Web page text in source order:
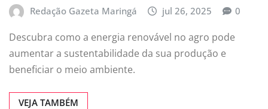
Redação Gazeta Maringá jul 26, 2025 0
Descubra como a energia renovável no agro pode
aumentar a sustentabilidade da sua produção e
beneficiar o meio ambiente.
VEJA TAMBÉM